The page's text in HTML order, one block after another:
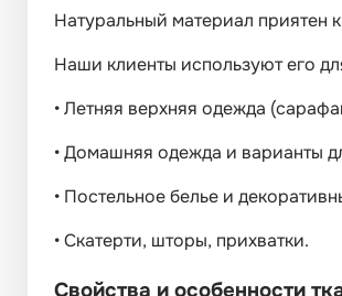
Натуральный материал приятен
Наши клиенты используют его
•Летняя верхняя одежда
•Домашняя одежда и варианты
• Постельное белье и
•Скатерти, шторы, прихватки.
Свойства и особенности